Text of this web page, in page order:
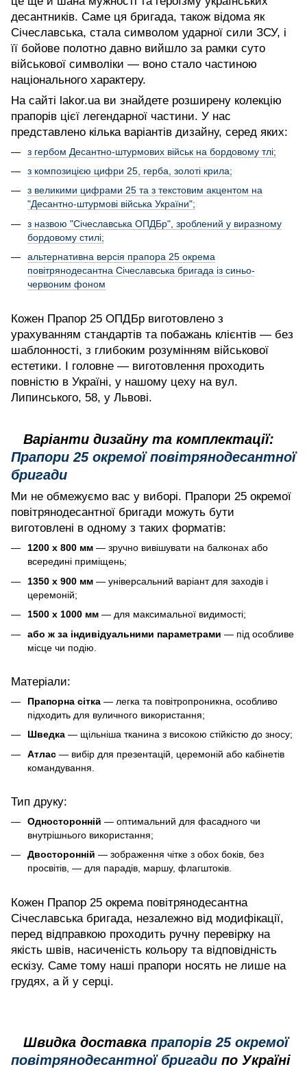
десантників. Саме ця бригада, також відома як
Січеславська, стала символом ударної сили ЗСУ, і
її бойове полотно давно вийшло за рамки суто
військової символіки — воно стало частиною
національного характеру.
На сайті lakor.ua ви знайдете розширену колекцію
прапорів цієї легендарної частини. У нас
представлено кілька варіантів дизайну, серед яких:
з гербом Десантно-штурмових військ на бордовому тлі;
з композицією цифри 25, герба, золоті крила;
з великими цифрами 25 та з текстовим акцентом на
"Десантно-штурмові війська України";
з назвою "Січеславська ОПДБр", зроблений у виразному
бордовому стилі;
альтернативна версія прапора 25 окрема
повітрянодесантна Січеславська бригада із синьо-
червоним фоном
Кожен Прапор 25 ОПДБр виготовлено з
урахуванням стандартів та побажань клієнтів — без
шаблонності, з глибоким розумінням військової
естетики. І головне — виготовлення проходить
повністю в Україні, у нашому цеху на вул.
Липинського, 58, у Львові.
Варіанти дизайну та комплектації:
Прапори 25 окремої повітрянодесантної
бригади
Ми не обмежуємо вас у виборі. Прапори 25 окремої
повітрянодесантної бригади можуть бути
виготовлені в одному з таких форматів:
1200 х 800 мм — зручно вивішувати на балконах або
всередині приміщень;
1350 х 900 мм — універсальний варіант для заходів і
церемоній;
1500 х 1000 мм — для максимальної видимості;
або ж за індивідуальними параметрами — під особливе
місце чи подію.
Матеріали:
Прапорна сітка — легка та повітропроникна, особливо
підходить для вуличного використання;
Шведка — щільніша тканина з високою стійкістю до зносу;
Атлас — вибір для презентацій, церемоній або кабінетів
командування.
Тип друку:
Односторонній — оптимальний для фасадного чи
внутрішнього використання;
Двосторонній — зображення чітке з обох боків, без
просвітів, — для парадів, маршу, флагштоків.
Кожен Прапор 25 окрема повітрянодесантна
Січеславська бригада, незалежно від модифікації,
перед відправкою проходить ручну перевірку на
якість швів, насиченість кольору та відповідність
ескізу. Саме тому наші прапори носять не лише на
грудях, а й у серці.
Швидка доставка прапорів 25 окремої
повітрянодесантної бригади по Україні